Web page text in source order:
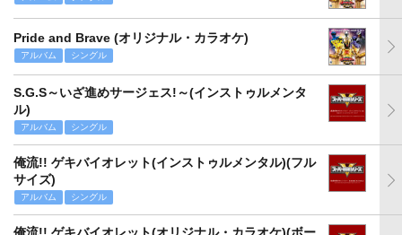
Pride and Brave (オリジナル・カラオケ)
アルバム シングル
S.G.S～いざ進めサージェス!～(インストゥルメンタ
ル)
アルバム シングル
俺流!! ゲキバイオレット(インストゥルメンタル)(フル
サイズ)
アルバム シングル